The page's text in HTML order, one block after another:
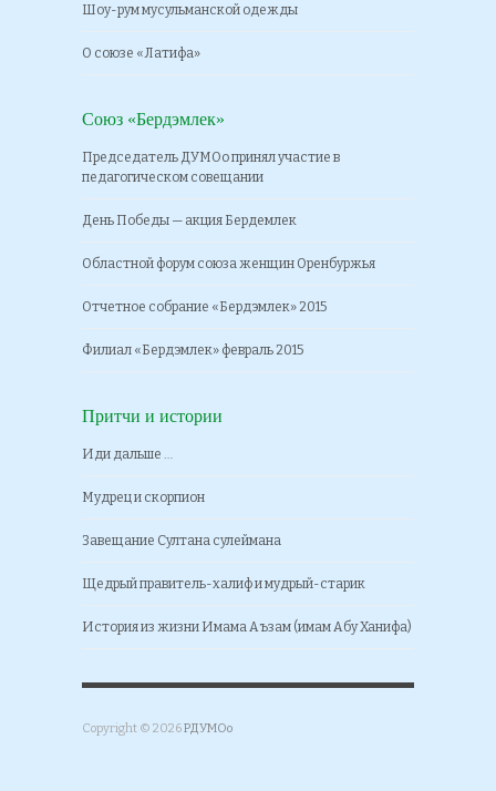
Шоу-рум мусульманской одежды
О союзе «Латифа»
Союз «Бердэмлек»
Председатель ДУМОо принял участие в
педагогическом совещании
День Победы — акция Бердемлек
Областной форум союза женщин Оренбуржья
Отчетное собрание «Бердэмлек» 2015
Филиал «Бердэмлек» февраль 2015
Притчи и истории
Иди дальше …
Мудрец и скорпион
Завещание Султана сулеймана
Щедрый правитель-халиф и мудрый-старик
История из жизни Имама Аъзам (имам Абу Ханифа)
Copyright © 2026РДУМОо